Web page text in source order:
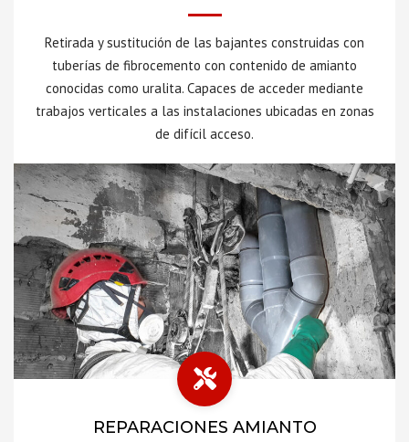
Retirada y sustitución de las bajantes construidas con
tuberías de fibrocemento con contenido de amianto
conocidas como uralita. Capaces de acceder mediante
trabajos verticales a las instalaciones ubicadas en zonas
de difícil acceso.
REPARACIONES AMIANTO